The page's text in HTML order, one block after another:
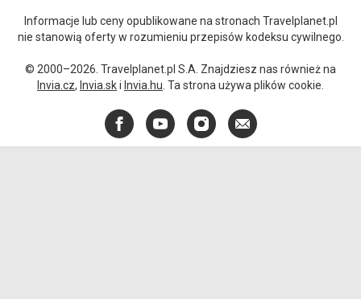
Informacje lub ceny opublikowane na stronach Travelplanet.pl
nie stanowią oferty w rozumieniu przepisów kodeksu cywilnego.
© 2000–2026. Travelplanet.pl S.A. Znajdziesz nas również na
Invia.cz, Invia.ski Invia.hu . Ta strona używa plików cookie.
FacebookYouTubeInstagram
E-
mail